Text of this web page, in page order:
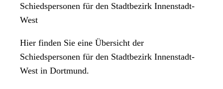
Schiedspersonen für den Stadtbezirk Innenstadt-
West
Hier finden Sie eine Übersicht der
Schiedspersonen für den Stadtbezirk Innenstadt-
West in Dortmund.